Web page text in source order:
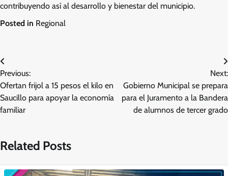
contribuyendo así al desarrollo y bienestar del municipio.
Posted in Regional
Navegación
de
entradas
Previous:
Ofertan frijol a 15 pesos el kilo en
Saucillo para apoyar la economía
familiar
Next:
Gobierno Municipal se prepara
para el Juramento a la Bandera
de alumnos de tercer grado
Related Posts